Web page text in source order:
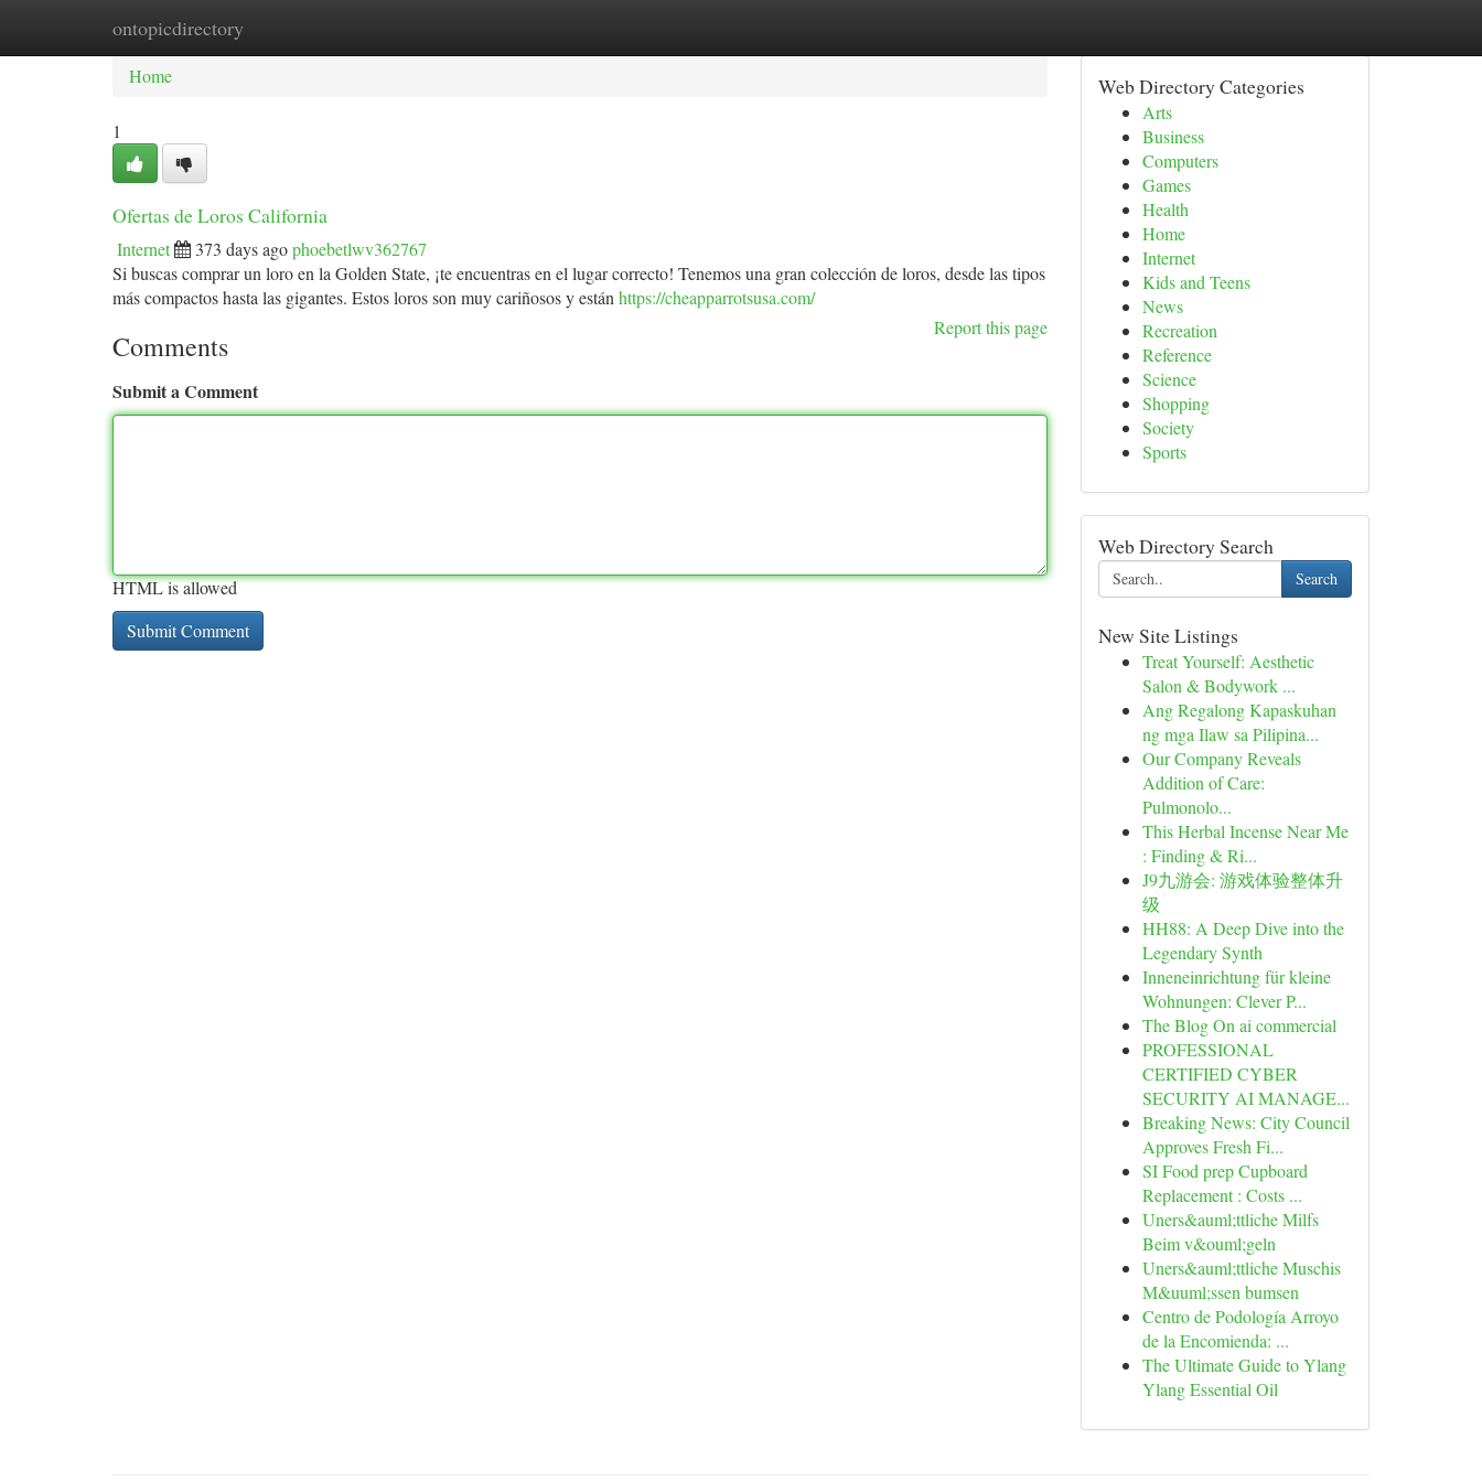
ontopicdirectory
Home New Site Listings
Home
1
Ofertas de Loros California
Internet 373 days agophoebetlwv362767
Si buscas comprar un loro en la Golden State, ¡te encuentras en el lugar correcto! Tenemos una gran colección de loros, desde las tipos
más compactos hasta las gigantes. Estos loros son muy cariñosos y están https://cheapparrotsusa.com/
Report this page
Comments
Submit a Comment
HTML is allowed
Web Directory Categories
Arts
Business
Computers
Games
Health
Home
Internet
Kids and Teens
News
Recreation
Reference
Science
Shopping
Society
Sports
Web Directory Search
Search
New Site Listings
Treat Yourself: Aesthetic
Salon & Bodywork ...
Ang Regalong Kapaskuhan
ng mga Ilaw sa Pilipina...
Our Company Reveals
Addition of Care:
Pulmonolo...
This Herbal Incense Near Me
: Finding & Ri...
J9九游会: 游戏体验整体升
级
HH88: A Deep Dive into the
Legendary Synth
Inneneinrichtung für kleine
Wohnungen: Clever P...
The Blog On ai commercial
PROFESSIONAL
CERTIFIED CYBER
SECURITY AI MANAGE...
Breaking News: City Council
Approves Fresh Fi...
SI Food prep Cupboard
Replacement : Costs ...
Uners&auml;ttliche Milfs
Beim v&ouml;geln
Uners&auml;ttliche Muschis
M&uuml;ssen bumsen
Centro de Podología Arroyo
de la Encomienda: ...
The Ultimate Guide to Ylang
Ylang Essential Oil